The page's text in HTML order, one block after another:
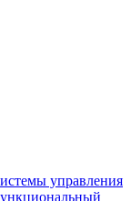
управления